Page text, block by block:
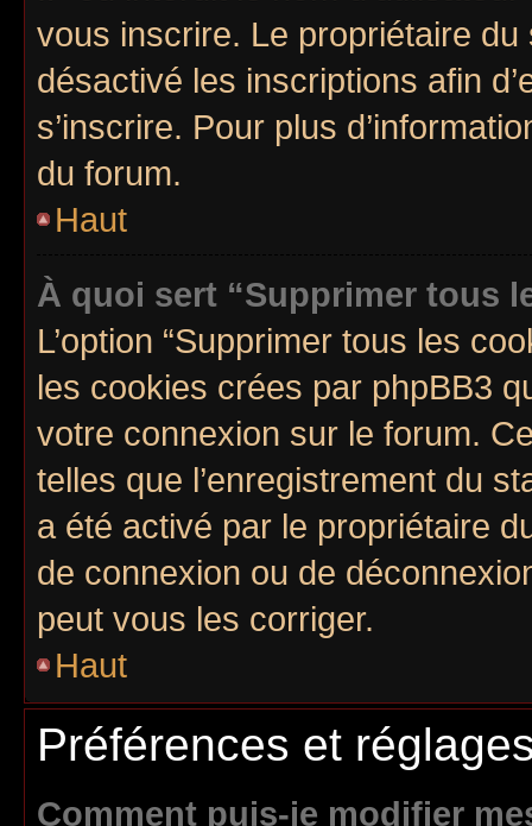
vous inscrire. Le propriétaire
désactivé les inscriptions afin
s’inscrire. Pour plus
du forum.
Haut
À quoi sert “Supprimer tous
L’option “Supprimer tous les
les cookies crées par phpBB3
votre connexion sur le forum.
telles que l’enregistrement du
a été activé par le propriétaire
de connexion ou de
peut vous les corriger.
Haut
Préférences et
Comment puis-je modifier